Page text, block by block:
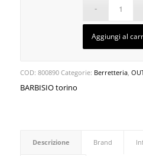
Aggiungi al
COD: 800890 Categorie: Berretteria,
BARBISIO torino
Descrizione Brand